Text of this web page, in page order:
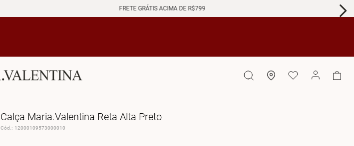
FRETE GRÁTIS ACIMA DE R$799
Calça Maria.Valentina Reta Alta Preto
Cód. : 12000109573000010